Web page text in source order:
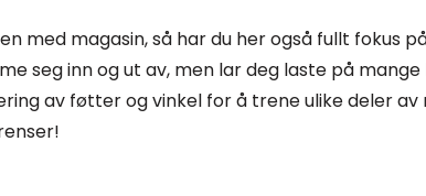
med magasin, så har du her også fullt fokus
seg inn og ut av, men lar deg laste på
av føtter og vinkel for å trene ulike deler